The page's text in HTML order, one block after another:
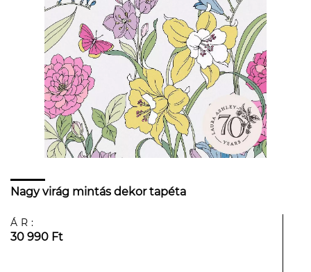
Nagy virág mintás dekor tapéta
ÁR:
30 990 Ft